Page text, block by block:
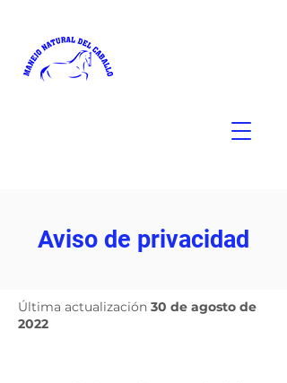
Aviso de privacidad
Última actualización 30 de agosto de
2022